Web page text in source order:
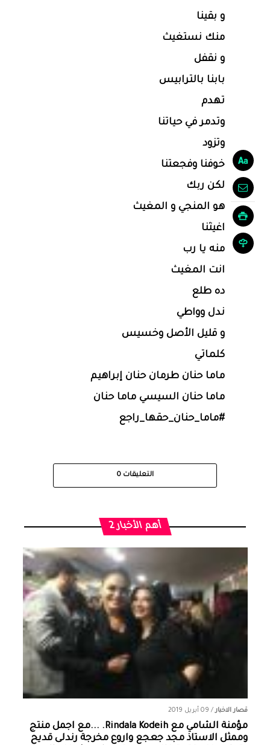
و بقينا
منك نستغيث
و نقفل
بابنا بالترابيس
تهدم
وتدمر في حياتنا
وتزود
خوفنا وفجعتنا
لكن ربك
هو المنجي و المغيث
اغيثنا
منه يا رب
انت المغيث
ده طلع
ندل وواطي
و قليل الأصل وخسيس
كلماتي
ماما حنان طرمان حنان إبراهيم
ماما حنان السيسي ماما حنان
#ماما_حنان_حقها_راجع
التعليقات 0
أهم الأخبار 2
قصار الاخبار/ 09 أبريل 2019
مؤمنة الشامي‏ مع ‏‎Rindala Kodeih‎‏. ...مع اجمل منتج
وممثل الاستاذ مجد جعجع واروع مخرجة رندلى قديح